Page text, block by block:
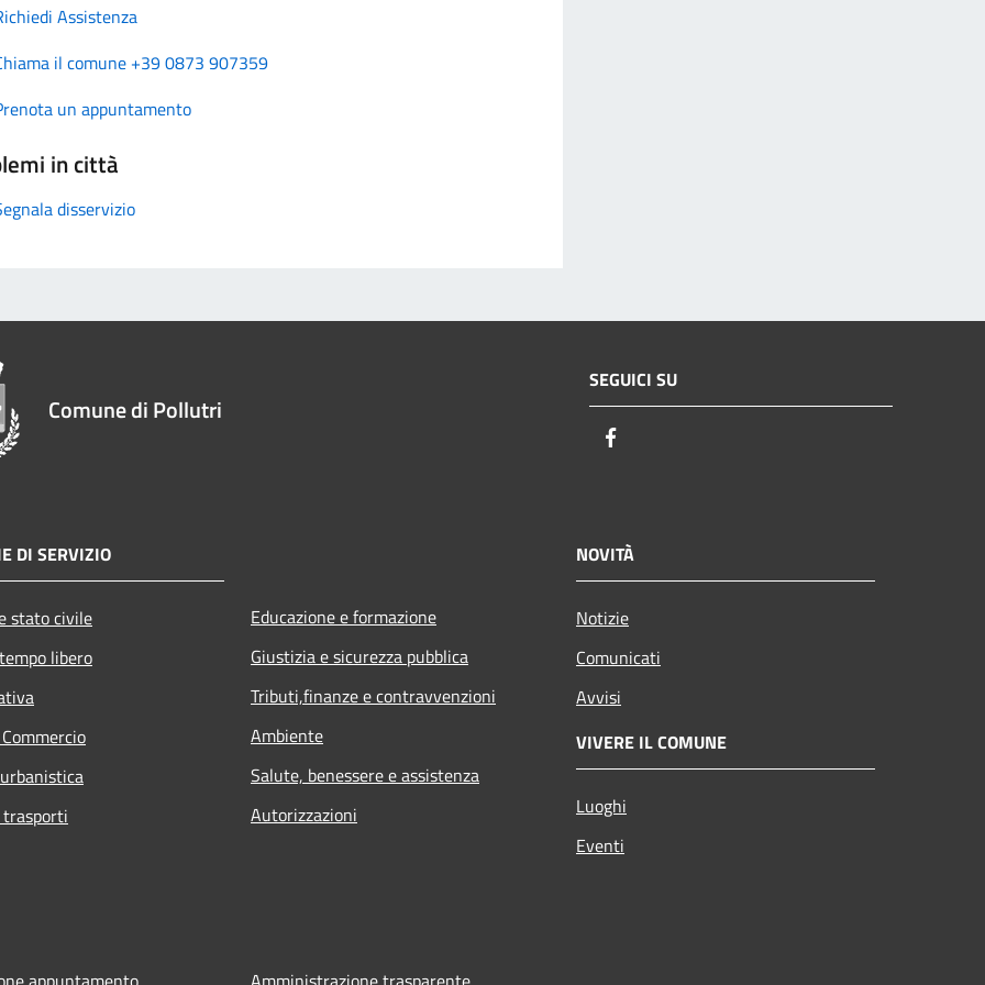
Assistenza
il comune +39 0873 907359
un appuntamento
in città
disservizio
Comune di Pollutri
SEGUICI SU
DI SERVIZIO
stato civile
libero
Educazione e formazione
Giustizia e sicurezza pubblica
Tributi,finanze e contravvenzioni
Ambiente
Salute, benessere e assistenza
Autorizzazioni
NOVITÀ
Notizie
Comunicati
Avvisi
VIVERE IL COMUNE
Luoghi
Eventi